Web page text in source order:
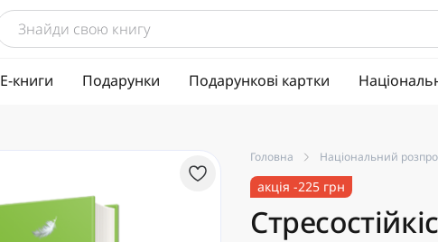
Е-книги Подарунки Подарункові картки
Головна Національний
акція -225 грн